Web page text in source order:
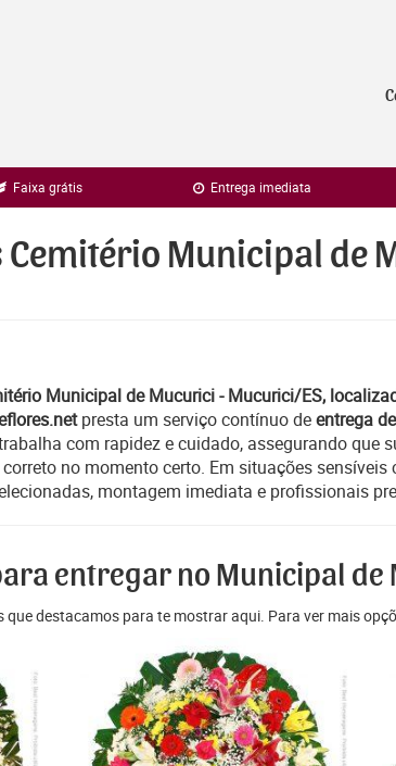
Faixa grátis Entrega imediata
Cemitério Municipal de
Municipal de Mucurici - Mucurici/ES,
presta um serviço contínuo deentrega de
com rapidez e cuidado, assegurando que
no momento certo. Em situações
montagem imediata e profissionais
entregar no Municipal
que destacamos para te mostrar aqui. Para ver mais